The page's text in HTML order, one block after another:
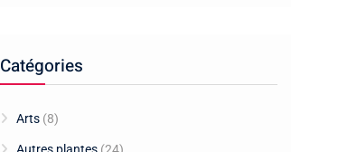
Catégories
Arts (8)